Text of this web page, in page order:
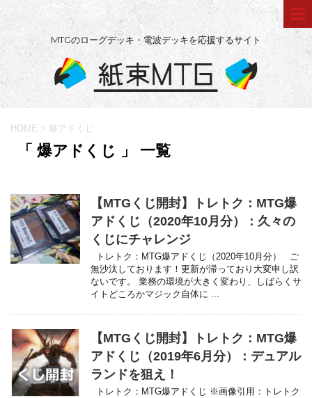
MTGのローグデッキ・電波デッキを応援するサイト
HOME > 爆アドくじ
「 爆アドくじ 」 一覧
【MTGくじ開封】トレトク：MTG爆
アドくじ（2020年10月分）：久々の
くじにチャレンジ
トレトク：MTG爆アドくじ（2020年10月分） ご
無沙汰しております！更新が滞っており大変申し訳
ないです。 業務の環境が大きく変わり、しばらくサ
イトどころかマジック自体に ...
【MTGくじ開封】トレトク：MTG爆
アドくじ（2019年6月分）：デュアル
ランドを狙え！
トレトク：MTG爆アドくじ ※画像引用：トレトク